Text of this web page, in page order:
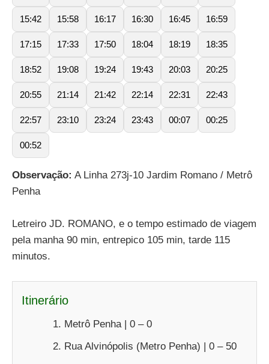
15:42 15:58 16:17 16:30 16:45 16:59
17:15 17:33 17:50 18:04 18:19 18:35
18:52 19:08 19:24 19:43 20:03 20:25
20:55 21:14 21:42 22:14 22:31 22:43
22:57 23:10 23:24 23:43 00:07 00:25
00:52
Observação: A Linha 273j-10 Jardim Romano / Metrô
Penha
Letreiro JD. ROMANO, e o tempo estimado de viagem
pela manha 90 min, entrepico 105 min, tarde 115
minutos.
Itinerário
Metrô Penha | 0 – 0
Rua Alvinópolis (Metro Penha) | 0 – 50